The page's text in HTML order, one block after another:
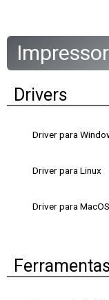
Drivers
Driver para
Driver para Linux
Driver para MacOS